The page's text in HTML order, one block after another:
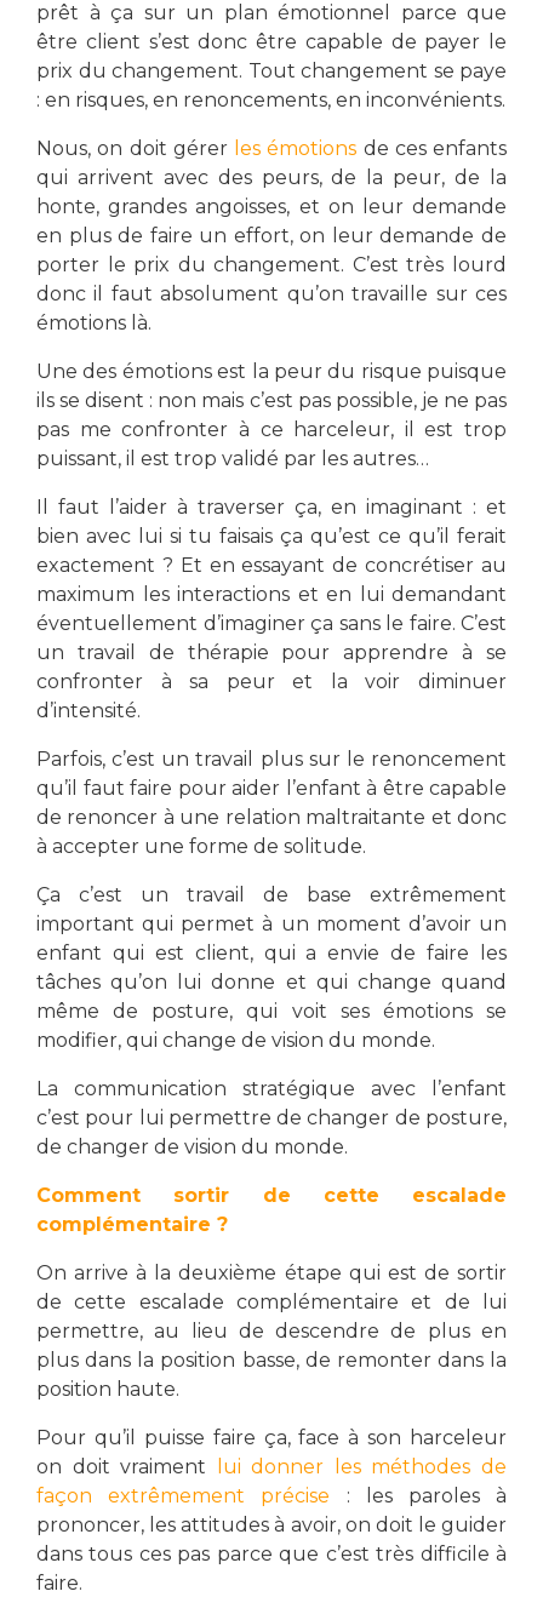
prêt à ça sur un plan émotionnel parce que
être client s’est donc être capable de payer le
prix du changement. Tout changement se paye
: en risques, en renoncements, en inconvénients.
Nous, on doit gérer les émotions de ces enfants
qui arrivent avec des peurs, de la peur, de la
honte, grandes angoisses, et on leur demande
en plus de faire un effort, on leur demande de
porter le prix du changement. C’est très lourd
donc il faut absolument qu’on travaille sur ces
émotions là.
Une des émotions est la peur du risque puisque
ils se disent : non mais c’est pas possible, je ne pas
pas me confronter à ce harceleur, il est trop
puissant, il est trop validé par les autres…
Il faut l’aider à traverser ça, en imaginant : et
bien avec lui si tu faisais ça qu’est ce qu’il ferait
exactement ? Et en essayant de concrétiser au
maximum les interactions et en lui demandant
éventuellement d’imaginer ça sans le faire. C’est
un travail de thérapie pour apprendre à se
confronter à sa peur et la voir diminuer
d’intensité.
Parfois, c’est un travail plus sur le renoncement
qu’il faut faire pour aider l’enfant à être capable
de renoncer à une relation maltraitante et donc
à accepter une forme de solitude.
Ça c’est un travail de base extrêmement
important qui permet à un moment d’avoir un
enfant qui est client, qui a envie de faire les
tâches qu’on lui donne et qui change quand
même de posture, qui voit ses émotions se
modifier, qui change de vision du monde.
La communication stratégique avec l’enfant
c’est pour lui permettre de changer de posture,
de changer de vision du monde.
Comment sortir de cette escalade
complémentaire ?
On arrive à la deuxième étape qui est de sortir
de cette escalade complémentaire et de lui
permettre, au lieu de descendre de plus en
plus dans la position basse, de remonter dans la
position haute.
Pour qu’il puisse faire ça, face à son harceleur
on doit vraiment
lui donner les méthodes de
façon extrêmement précise : les paroles à
prononcer, les attitudes à avoir, on doit le guider
dans tous ces pas parce que c’est très difficile à
faire.